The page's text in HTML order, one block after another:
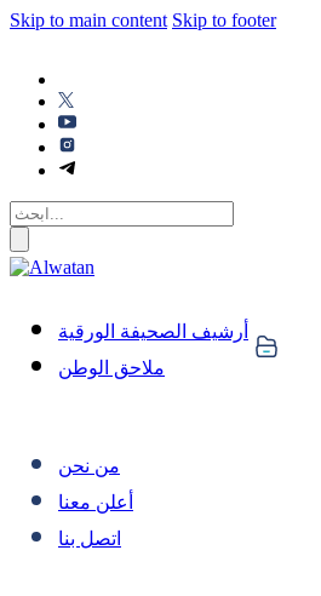
Skip to main content Skip to footer
أرشيف الصحيفة الورقية
ملاحق الوطن
من نحن
أعلن معنا
اتصل بنا